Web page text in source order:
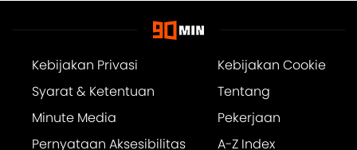
Kebijakan Privasi
Kebijakan Cookie
Syarat & Ketentuan
Tentang
Minute Media
Pekerjaan
Pernyataan Aksesibilitas
A-Z Index